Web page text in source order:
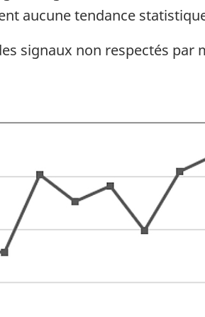
aucune tendance
signaux non respectés par